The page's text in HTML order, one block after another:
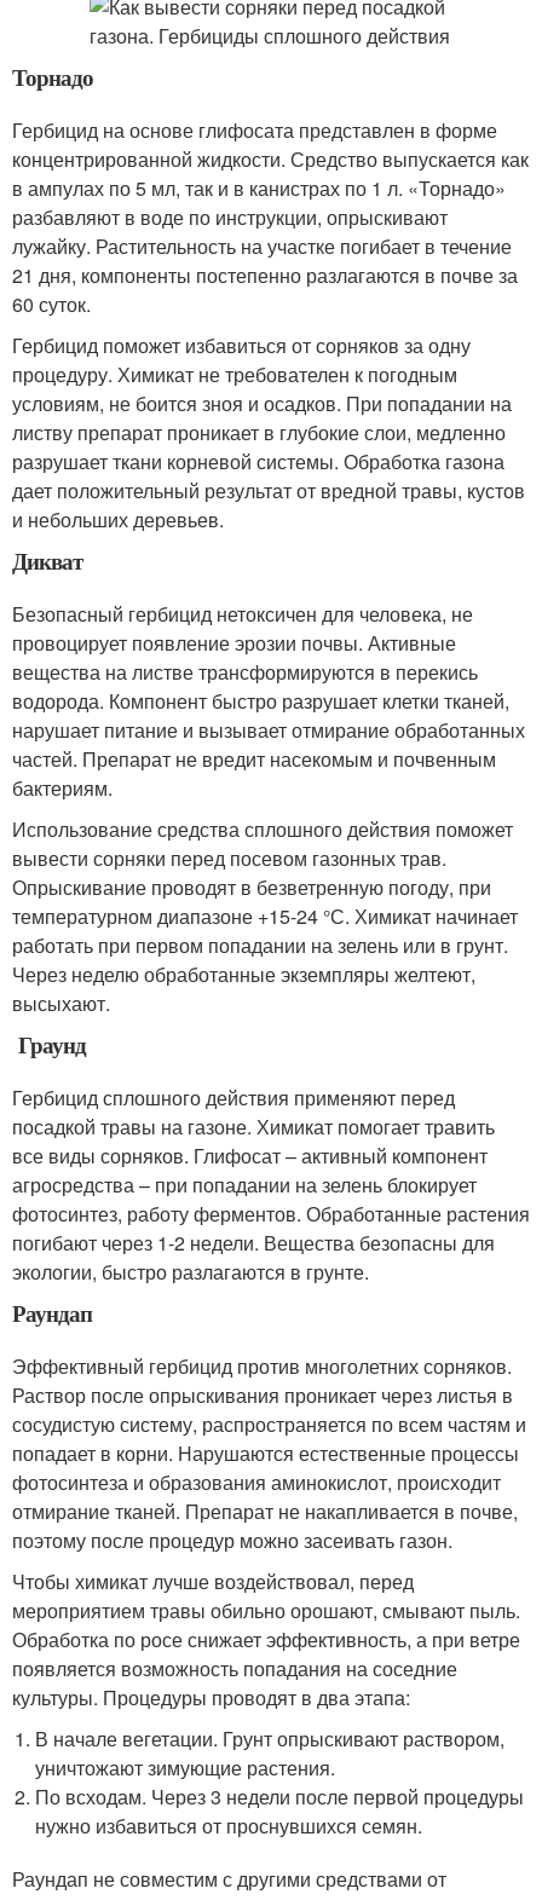
Торнадо
Гербицид на основе глифосата представлен в форме
концентрированной жидкости. Средство выпускается как
в ампулах по 5 мл, так и в канистрах по 1 л. «Торнадо»
разбавляют в воде по инструкции, опрыскивают
лужайку. Растительность на участке погибает в течение
21 дня, компоненты постепенно разлагаются в почве за
60 суток.
Гербицид поможет избавиться от сорняков за одну
процедуру. Химикат не требователен к погодным
условиям, не боится зноя и осадков. При попадании на
листву препарат проникает в глубокие слои, медленно
разрушает ткани корневой системы. Обработка газона
дает положительный результат от вредной травы, кустов
и небольших деревьев.
Дикват
Безопасный гербицид нетоксичен для человека, не
провоцирует появление эрозии почвы. Активные
вещества на листве трансформируются в перекись
водорода. Компонент быстро разрушает клетки тканей,
нарушает питание и вызывает отмирание обработанных
частей. Препарат не вредит насекомым и почвенным
бактериям.
Использование средства сплошного действия поможет
вывести сорняки перед посевом газонных трав.
Опрыскивание проводят в безветренную погоду, при
температурном диапазоне +15-24 °С. Химикат начинает
работать при первом попадании на зелень или в грунт.
Через неделю обработанные экземпляры желтеют,
высыхают.
Граунд
Гербицид сплошного действия применяют перед
посадкой травы на газоне. Химикат помогает травить
все виды сорняков. Глифосат – активный компонент
агросредства – при попадании на зелень блокирует
фотосинтез, работу ферментов. Обработанные растения
погибают через 1-2 недели. Вещества безопасны для
экологии, быстро разлагаются в грунте.
Раундап
Эффективный гербицид против многолетних сорняков.
Раствор после опрыскивания проникает через листья в
сосудистую систему, распространяется по всем частям и
попадает в корни. Нарушаются естественные процессы
фотосинтеза и образования аминокислот, происходит
отмирание тканей. Препарат не накапливается в почве,
поэтому после процедур можно засеивать газон.
Чтобы химикат лучше воздействовал, перед
мероприятием травы обильно орошают, смывают пыль.
Обработка по росе снижает эффективность, а при ветре
появляется возможность попадания на соседние
культуры. Процедуры проводят в два этапа:
В начале вегетации. Грунт опрыскивают раствором,
уничтожают зимующие растения.
По всходам. Через 3 недели после первой процедуры
нужно избавиться от проснувшихся семян.
Раундап не совместим с другими средствами от